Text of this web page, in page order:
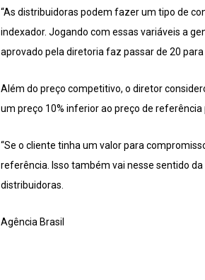
“As distribuidoras podem fazer um tipo de
indexador. Jogando com essas variáveis a
aprovado pela diretoria faz passar de 20
Além do preço competitivo, o diretor
um preço 10% inferior ao preço de
“Se o cliente tinha um valor para
referência. Isso também vai nesse sentido
distribuidoras.
Agência Brasil